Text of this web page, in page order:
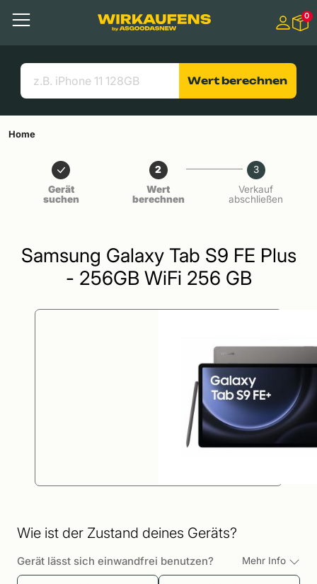
Menü
Suchen
Nützliche Links
0
Wert berechnen
Home
Gerät
suchen
2
Wert
berechnen
3
Verkauf
abschließen
Samsung Galaxy Tab S9 FE Plus
- 256GB WiFi 256 GB
Wie ist der Zustand deines Geräts?
Gerät lässt sich einwandfrei benutzen? Mehr Info